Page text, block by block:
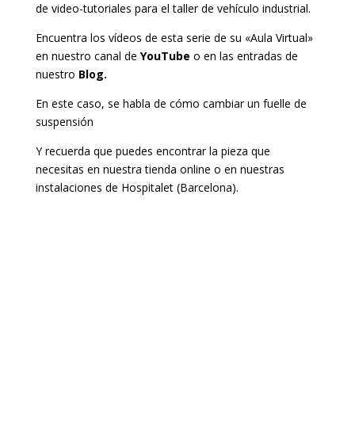
de video-tutoriales para el taller de vehículo industrial.
Encuentra los vídeos de esta serie de su «Aula Virtual»
en nuestro canal de YouTube o en las entradas de
nuestro Blog.
En este caso, se habla de cómo cambiar un fuelle de
suspensión
Y recuerda que puedes encontrar la pieza que
necesitas en nuestra tienda online o en nuestras
instalaciones de Hospitalet (Barcelona).